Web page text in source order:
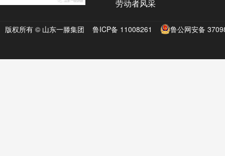
劳动者风采
版权所有 © 山东一滕集团 鲁ICP备 11008261 鲁公网安备